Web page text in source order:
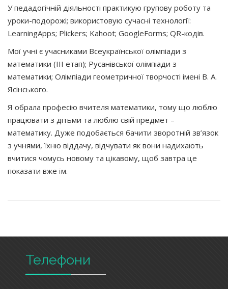
У педадогічній діяльності практикую групову роботу та
уроки-подорожі; використовую сучасні технології:
LearningApps; Plickers; Kahoot; GoogleForms; QR-кодів.
Мої учні є учасниками Всеукраїнської олімпіади з
математики (ІІІ етап); Русанівської олімпіади з
математики; Олімпіади геометричної творчості імені В. А.
Ясінського.
Я обрала професію вчителя математики, тому що люблю
працювати з дітьми та люблю свій предмет –
математику. Дуже подобається бачити зворотній зв’язок
з учнями, їхню віддачу, відчувати як вони надихають
вчитися чомусь новому та цікавому, щоб завтра це
показати вже їм.
Телефони